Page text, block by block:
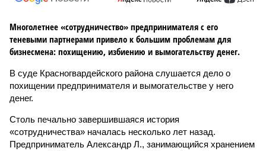
Многолетнее «сотрудничество» предпринимателя с его
теневыми партнерами привело к большим проблемам для
бизнесмена: похищению, избиению и вымогательству денег.
В суде Красногвардейского района слушается дело о
похищении предпринимателя и вымогательстве у него
денег.
Столь печально завершившаяся история
«сотрудничества» началась несколько лет назад.
Предприниматель Александр Л., занимающийся хранением